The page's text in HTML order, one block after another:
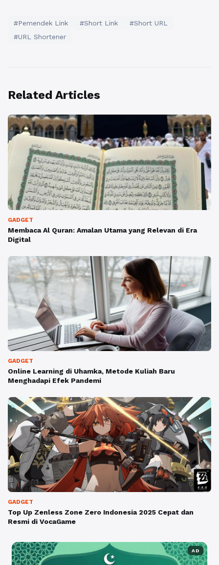
#Pemendek Link #Short Link
#Short URL
#URL Shortener
Related Articles
GADGET
Membaca Al Quran: Amalan Utama yang Relevan di Era
Digital
GADGET
Online Learning di Uhamka, Metode Kuliah Baru
Menghadapi Efek Pandemi
GADGET
Top Up Zenless Zone Zero Indonesia 2025 Cepat dan
Resmi di VocaGame
AD